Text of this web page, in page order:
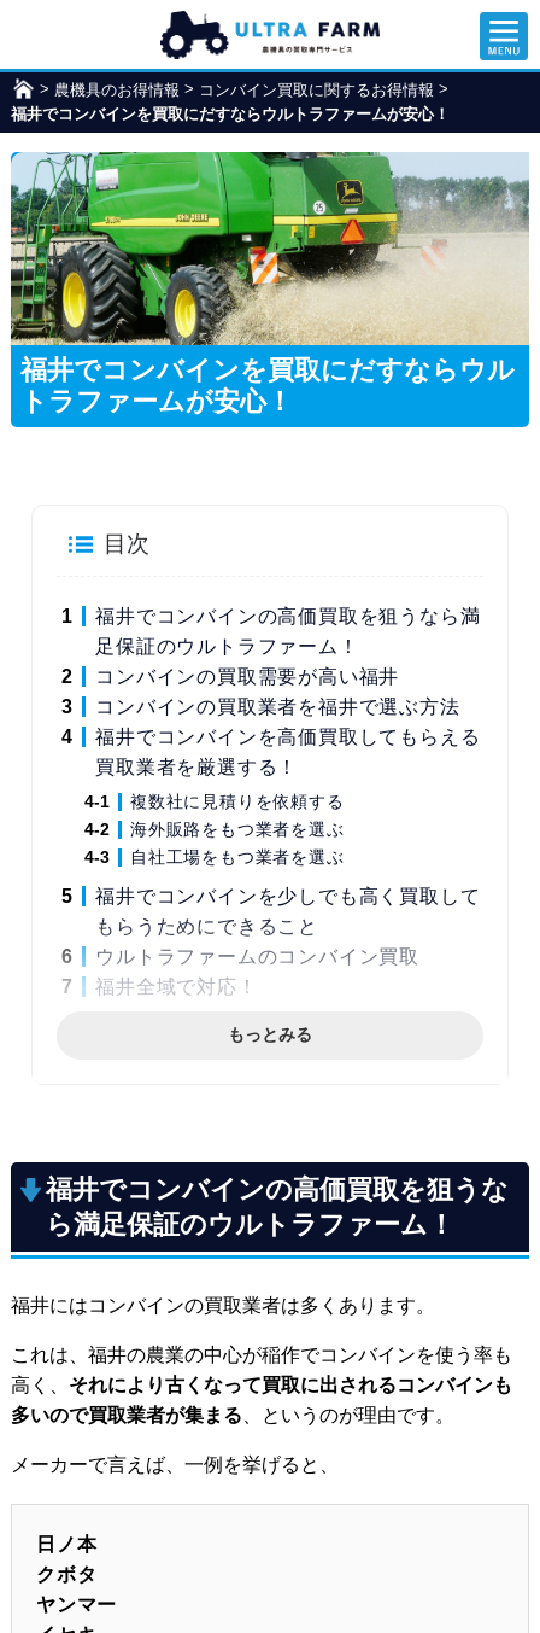
ウ
ル
ト
ラ
フ
ァ
ー
ム
> 農機具のお得情報 > コンバイン買取に関するお得情報 >
福井でコンバインを買取にだすならウルトラファームが安心！
福井でコンバインを買取にだすならウル
トラファームが安心！
目次
福井でコンバインの高価買取を狙うなら満
足保証のウルトラファーム！
コンバインの買取需要が高い福井
コンバインの買取業者を福井で選ぶ方法
福井でコンバインを高価買取してもらえる
買取業者を厳選する！
複数社に見積りを依頼する
海外販路をもつ業者を選ぶ
自社工場をもつ業者を選ぶ
福井でコンバインを少しでも高く買取して
もらうためにできること
ウルトラファームのコンバイン買取
福井全域で対応！
もっとみる
福井でコンバインの高価買取を狙うな
ら満足保証のウルトラファーム！
福井にはコンバインの買取業者は多くあります。
これは、福井の農業の中心が稲作でコンバインを使う率も
高く、 それにより古くなって買取に出されるコンバインも
多いので買取業者が集まる 、というのが理由です。
メーカーで言えば、一例を挙げると、
日ノ本
クボタ
ヤンマー